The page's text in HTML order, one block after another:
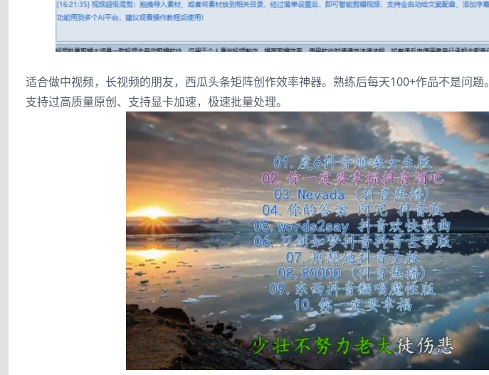
适合做中视频，长视频的朋友，西瓜头条矩阵创作效率神器。熟练后每天100+作品不是问题。
支持过高质量原创、支持显卡加速，极速批量处理。